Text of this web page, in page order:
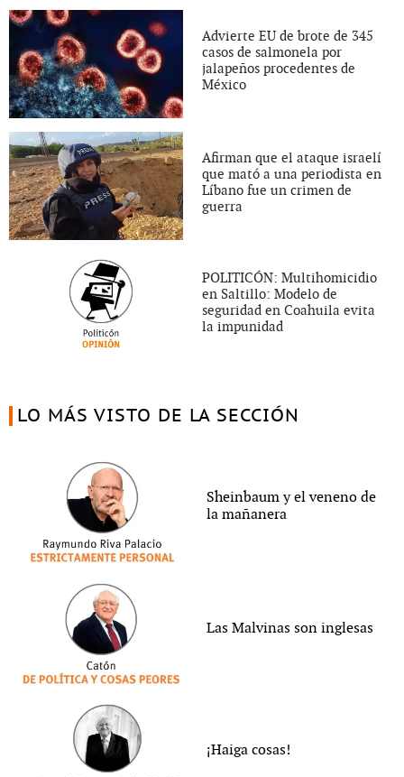
Advierte EU de brote de 345
casos de salmonela por
jalapeños procedentes de
México
Afirman que el ataque israelí
que mató a una periodista en
Líbano fue un crimen de
guerra
POLITICÓN: Multihomicidio
en Saltillo: Modelo de
seguridad en Coahuila evita
la impunidad
LO MÁS VISTO DE LA SECCIÓN
Sheinbaum y el veneno de
la mañanera
Las Malvinas son inglesas
¡Haiga cosas!